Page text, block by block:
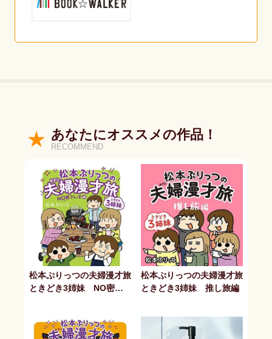
あなたにオススメの作品！
RECOMMEND
松本ぷりっつの夫婦漫才旅
ときどき3姉妹 NO密さ
松本ぷりっつの夫婦漫才旅
ときどき3姉妹 推し旅編